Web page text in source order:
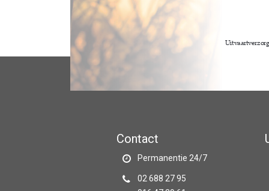
Contact
Permanentie 24/7
02 688 27 95